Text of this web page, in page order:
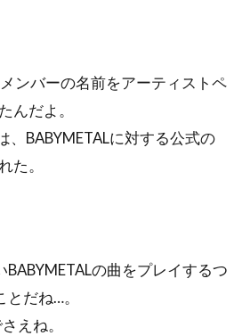
ンバーの名前をアーティストペ
んだよ。
、BABYMETALに対する公式の
た。
の曲をプレイするつ
だね…。
えね。